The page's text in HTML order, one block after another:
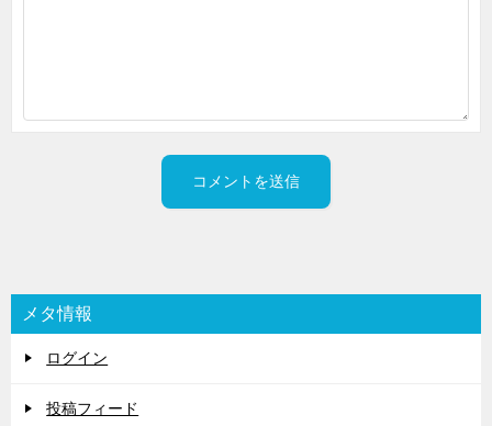
メタ情報
ログイン
投稿フィード